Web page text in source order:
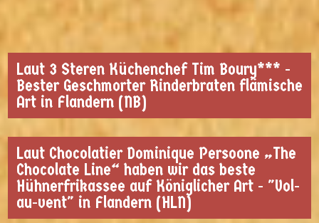
Laut 3 Steren Küchenchef Tim Boury*** -
Bester Geschmorter Rinderbraten flämische
Art in Flandern (NB)
Laut Chocolatier Dominique Persoone „The
Chocolate Line“ haben wir das beste
Hühnerfrikassee auf Königlicher Art - "Vol-
au-vent" in Flandern (HLN)